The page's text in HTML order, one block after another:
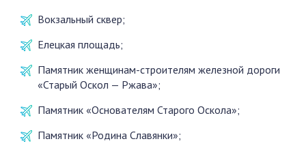
Вокзальный сквер;
Елецкая площадь;
Памятник женщинам-строителям железной дороги
«Старый Оскол — Ржава»;
Памятник «Основателям Старого Оскола»;
Памятник «Родина Славянки»;